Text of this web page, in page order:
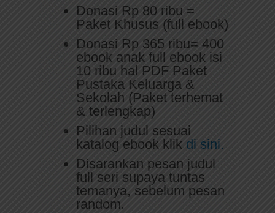
Donasi Rp 80 ribu =
Paket Khusus (full ebook)
Donasi Rp 365 ribu= 400
ebook anak full ebook isi
10 ribu hal PDF Paket
Pustaka Keluarga &
Sekolah (Paket terhemat
& terlengkap)
Pilihan judul sesuai
katalog ebook klik di sini.
Disarankan pesan judul
full seri supaya tuntas
temanya, sebelum pesan
random.